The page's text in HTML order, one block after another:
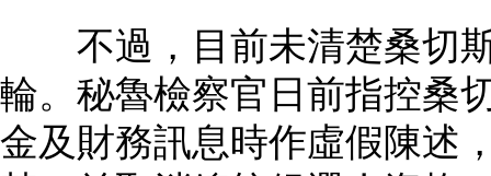
不過，目前未清楚桑切斯
輪。秘魯檢察官日前指控桑
金及財務訊息時作虛假陳述